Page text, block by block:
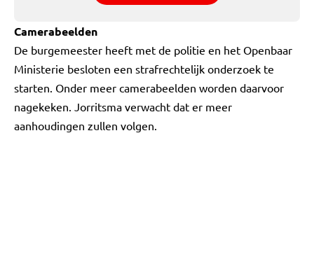
Camerabeelden
De burgemeester heeft met de politie en het Openbaar
Ministerie besloten een strafrechtelijk onderzoek te
starten. Onder meer camerabeelden worden daarvoor
nagekeken. Jorritsma verwacht dat er meer
aanhoudingen zullen volgen.